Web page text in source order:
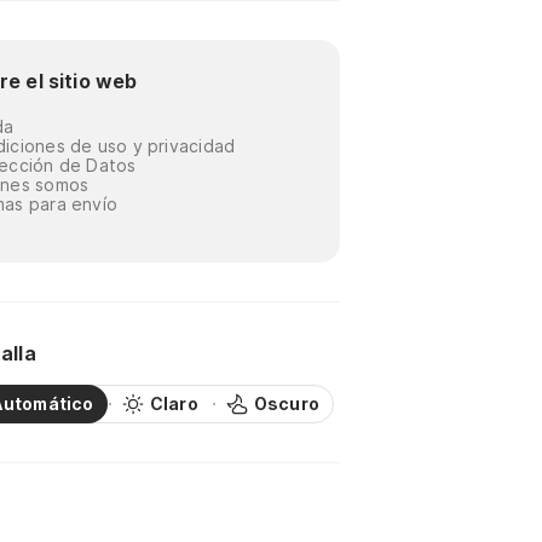
el sitio web
de uso y privacidad
de Datos
somos
para envío
Claro Oscuro